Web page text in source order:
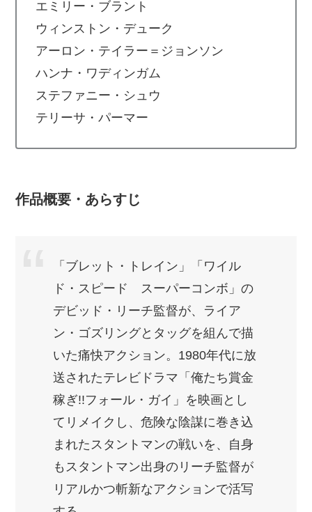
エミリー・ブラント
ウィンストン・デューク
アーロン・テイラー＝ジョンソン
ハンナ・ワディンガム
ステファニー・シュウ
テリーサ・パーマー
作品概要・あらすじ
「ブレット・トレイン」「ワイル
ド・スピード スーパーコンボ」の
デビッド・リーチ監督が、ライア
ン・ゴズリングとタッグを組んで描
いた痛快アクション。1980年代に放
送されたテレビドラマ「俺たち賞金
稼ぎ!!フォール・ガイ」を映画とし
てリメイクし、危険な陰謀に巻き込
まれたスタントマンの戦いを、自身
もスタントマン出身のリーチ監督が
リアルかつ斬新なアクションで活写